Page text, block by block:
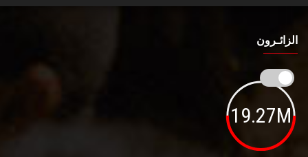
الزائـرون
19.27M